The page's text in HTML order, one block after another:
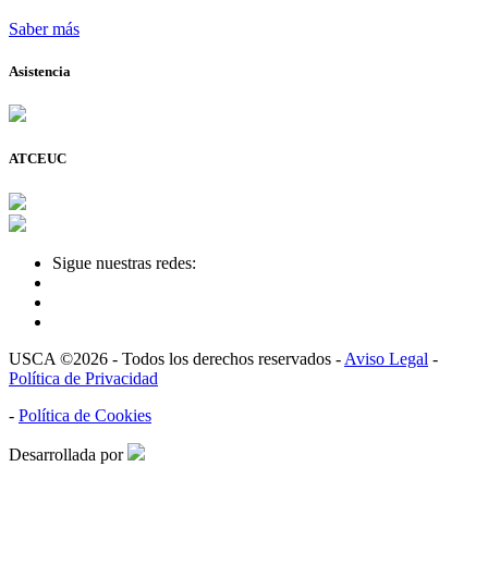
Saber más
Asistencia
ATCEUC
Sigue nuestras redes:
USCA ©2026 - Todos los derechos reservados - Aviso Legal -
Política de Privacidad
- Política de Cookies
Desarrollada por